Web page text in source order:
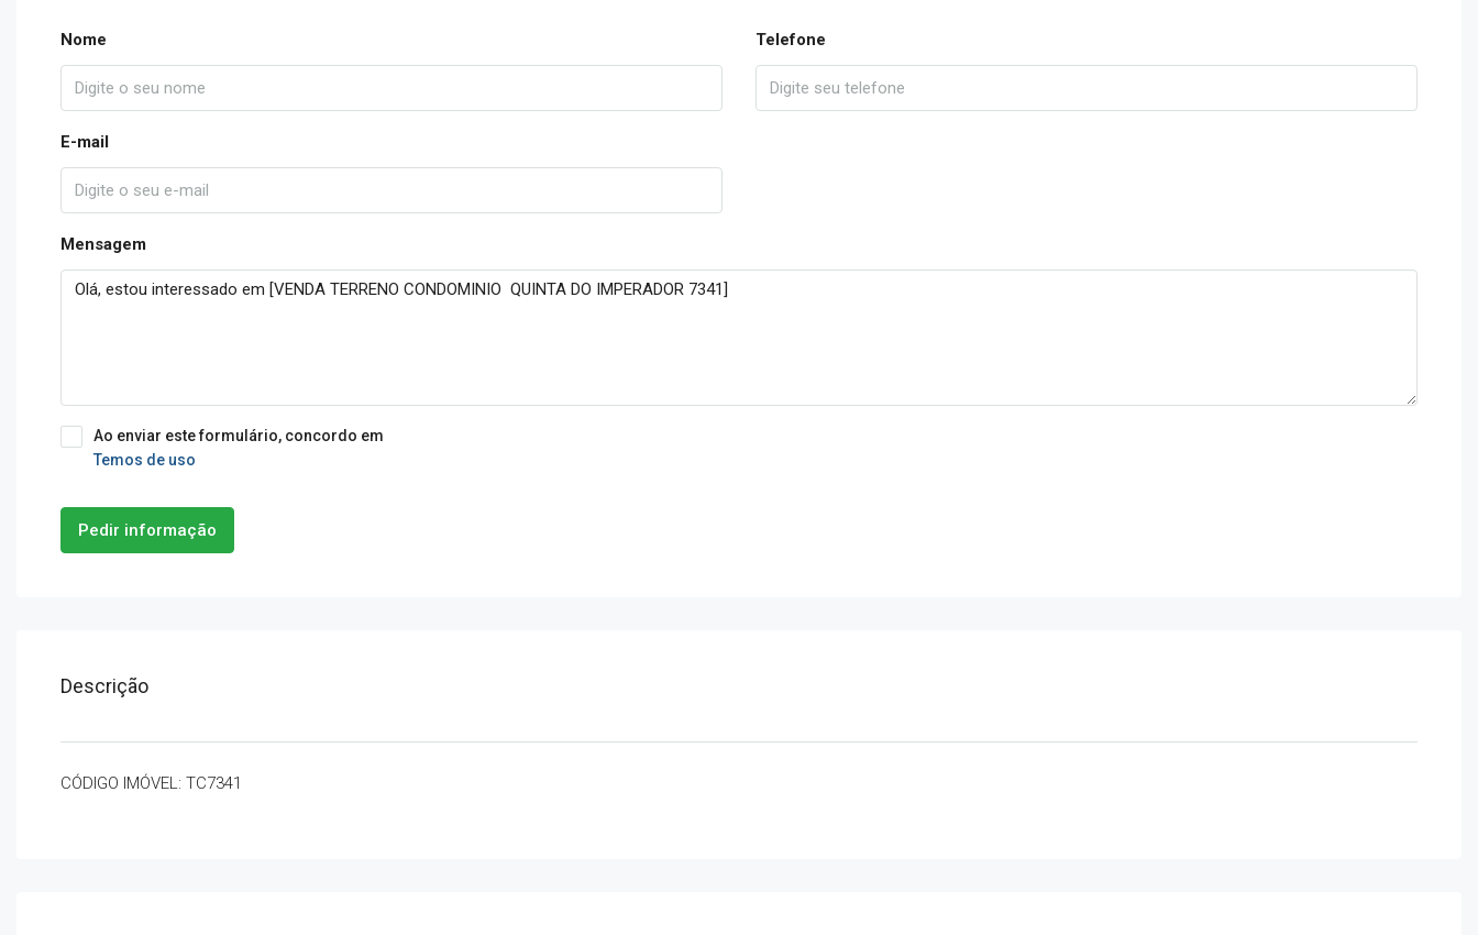
Nome Telefone
E-mail
Mensagem
Ao enviar este formulário, concordo em
Temos de uso
Pedir informação
Descrição
CÓDIGO IMÓVEL: TC7341